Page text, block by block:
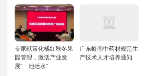
专家献策化橘红秋冬果
园管理，激活产业发
展“一池活水”
广东岭南中药材规范生
产技术人才培养通知